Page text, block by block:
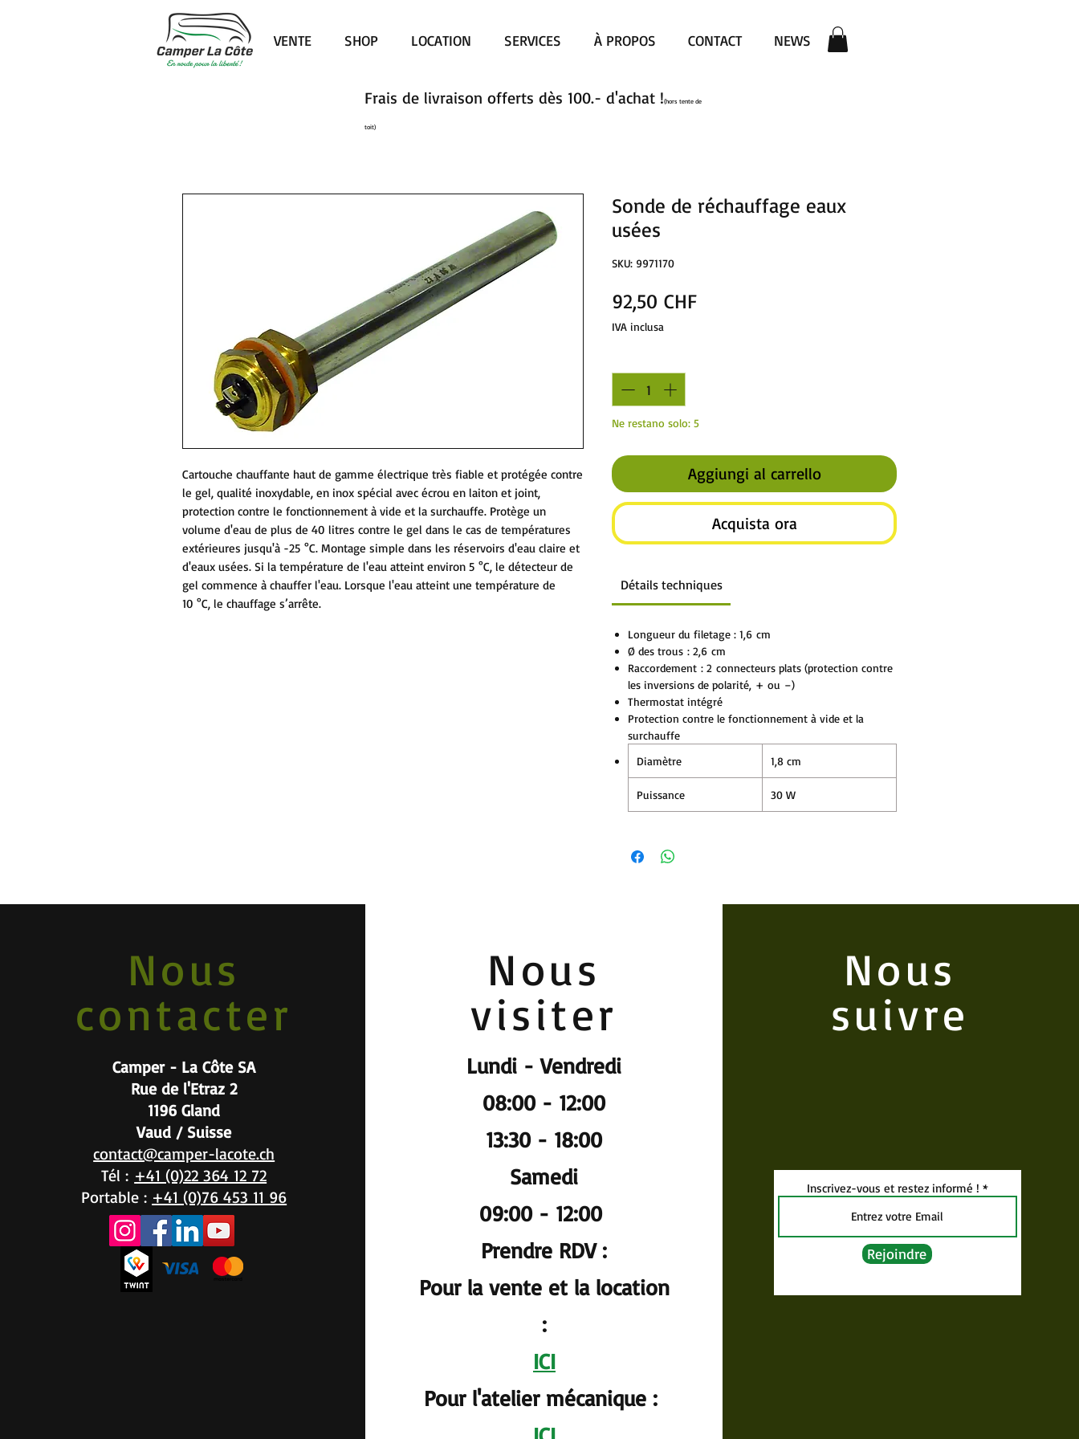
VENTE SHOP LOCATION SERVICES À PROPOS CONTACT NEWS
Cartouche chauffante haut de gamme électrique très fiable et protégée contre
le gel, qualité inoxydable, en inox spécial avec écrou en laiton et joint,
protection contre le fonctionnement à vide et la surchauffe. Protège un
volume d'eau de plus de 40 litres contre le gel dans le cas de températures
extérieures jusqu'à -25 °C. Montage simple dans les réservoirs d'eau claire et
d'eaux usées. Si la température de l'eau atteint environ 5 °C, le détecteur de
gel commence à chauffer l'eau. Lorsque l'eau atteint une température de
10 °C, le chauffage s’arrête.
Sonde de réchauffage eaux
usées
SKU: 9971170
92,50 CHFPrezzo
IVA inclusa
Ne restano solo: 5
Aggiungi al carrello
Acquista ora
Détails techniques
Longueur du filetage : 1,6 cm
Ø des trous : 2,6 cm
Raccordement : 2 connecteurs plats (protection contre
les inversions de polarité, + ou –)
Thermostat intégré
Protection contre le fonctionnement à vide et la
surchauffe
Diamètre
1,8 cm
Puissance 30 W
Frais de livraison offerts dès 100.- d'achat !(hors tente de
toit)
Nous
contacter
Camper - La Côte SA
Rue de l'Etraz 2
1196 Gland
Vaud / Suisse
contact@camper-lacote.ch
Tél : +41 (0)22 364 12 72
Portable : +41 (0)76 453 11 96
Nous
visiter
Lundi - Vendredi
08:00 - 12:00
13:30 - 18:00
Samedi
09:00 - 12:00
Prendre RDV :
Pour la vente et la location
:
ICI
Pour l'atelier mécanique :
Nous
suivre
Inscrivez-vous et restez informé !
Rejoindre